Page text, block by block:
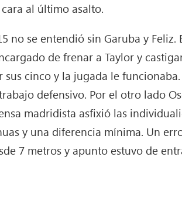
al último asalto.
no se entendió sin Garuba y
de frenar a Taylor y
cinco y la jugada le
defensivo. Por el otro lado
madridista asfixió las
y una diferencia mínima. Un
7 metros y apunto estuvo de